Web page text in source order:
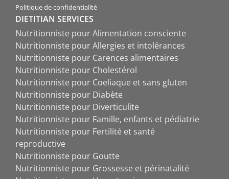
Politique de confidentialité
DIETITIAN SERVICES
Nutritionniste pour Alimentation consciente
Nutritionniste pour Allergies et intolérances
Nutritionniste pour Carences alimentaires
Nutritionniste pour Cholestérol
Nutritionniste pour Coeliaque et sans gluten
Nutritionniste pour Diabète
Nutritionniste pour Diverticulite
Nutritionniste pour Famille, enfants et pédiatrie
Nutritionniste pour Fertilité et santé
reproductive
Nutritionniste pour Goutte
Nutritionniste pour Grossesse et périnatalité